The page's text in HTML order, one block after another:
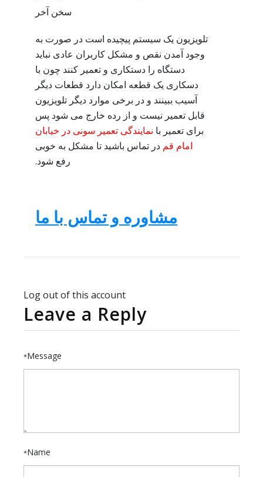
سخن آخر
تلویزیون یک سیستم پیچیده است در صورت به
وجود آمدن نقص و مشکل کاربران عادی نباید
دستگاه را دستکاری و تعمیر کنند چون با
دسکاری یک قطعه امکان دارد قطعات دیگر
آسیب ببینند و در برخی موارد دیگر تلویزیون
قابل تعمیر نیست و از رده خارج می شود پس
برای تعمیر با نمایندگی تعمیر سونی در خیابان
امام قم در تماس باشید تا مشکل به خوبی
رفع شود.
مشاوره و تماس با ما
Log out of this account
Leave a Reply
Message
*
Name
*